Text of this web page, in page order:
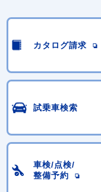
カタログ請求
試乗車検索
車検/点検/
整備予約